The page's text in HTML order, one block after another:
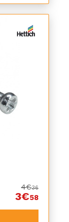
4€36
3€58